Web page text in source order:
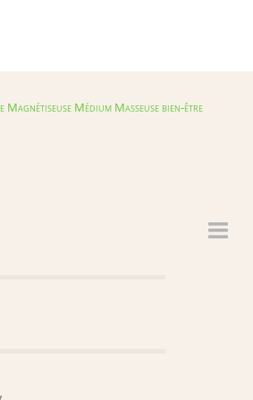
Magnétiseuse Médium Masseuse bien-être
ETRE